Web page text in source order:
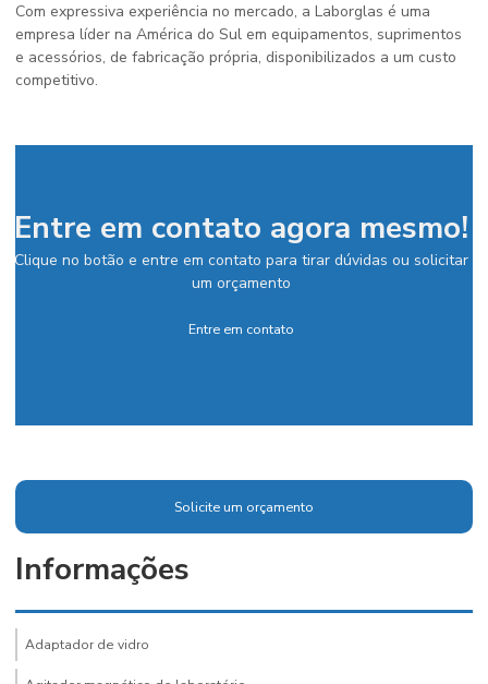
Com expressiva experiência no mercado, a Laborglas é uma
empresa líder na América do Sul em equipamentos, suprimentos
e acessórios, de fabricação própria, disponibilizados a um custo
competitivo.
Entre em contato agora mesmo!
Clique no botão e entre em contato para tirar dúvidas ou solicitar
um orçamento
Entre em contato
Solicite um orçamento
Informações
Adaptador de vidro